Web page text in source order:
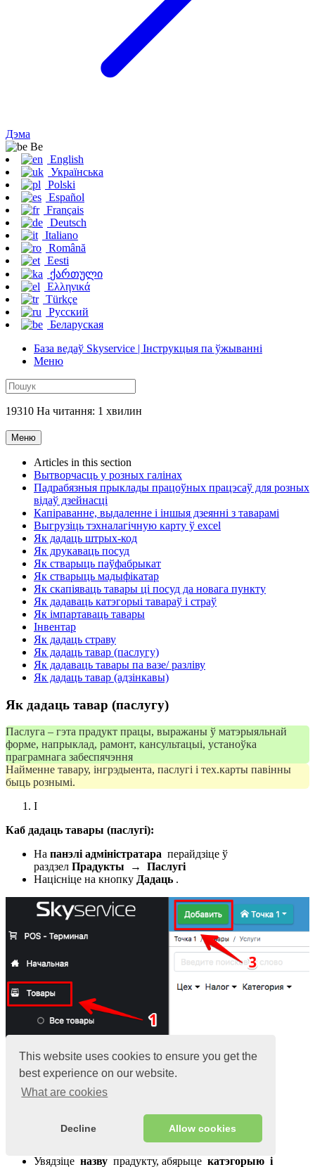
This website uses cookies to ensure you get the
best experience on our website.
What are cookies
Decline Allow cookies
Дэма
Be
English
Українська
Polski
Español
Français
Deutsch
Italiano
Română
Eesti
ქართული
Ελληνικά
Türkçe
Русский
Беларуская
База ведаў Skyservice | Інструкцыя па ўжыванні
Меню
19310 На читання: 1 хвилин
Меню
Articles in this section
Вытворчасць у розных галінах
Падрабязныя прыклады працоўных працэсаў для розных
відаў дзейнасці
Капіраванне, выдаленне і іншыя дзеянні з таварамі
Выгрузіць тэхналагічную карту ў excel
Як дадаць штрых-код
Як друкаваць посуд
Як стварыць паўфабрыкат
Як стварыць мадыфікатар
Як скапіяваць тавары ці посуд да новага пункту
Як дадаваць катэгорыі тавараў і страў
Як імпартаваць тавары
Інвентар
Як дадаць страву
Як дадаць тавар (паслугу)
Як дадаваць тавары па вазе/ разліву
Як дадаць тавар (адзінкавы)
Як дадаць тавар (паслугу)
Паслуга – гэта прадукт працы, выражаны ў матэрыяльнай
форме, напрыклад, рамонт, кансультацыі, устаноўка
праграмнага забеспячэння
Найменне тавару, інгрэдыента, паслугі і тех.карты павінны
быць рознымі.
I
Каб дадаць тавары (паслугі):
На панэлі адміністратара перайдзіце ў
раздзел Прадукты → Паслугі
Націсніце на кнопку Дадаць .
Увядзіце назву прадукту, абярыце катэгорыю і